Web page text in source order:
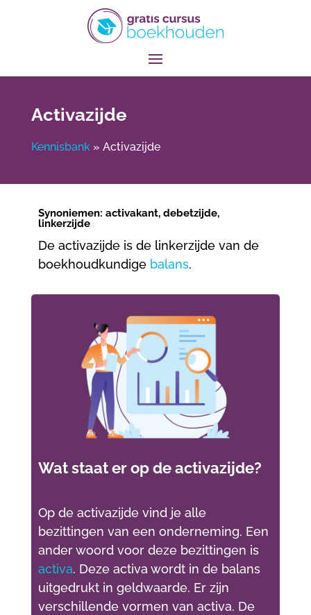
Activazijde
Kennisbank» Activazijde
Synoniemen: activakant, debetzijde,
linkerzijde
De activazijde is de linkerzijde van de
boekhoudkundige balans.
Wat staat er op de activazijde?
Op de activazijde vind je alle
bezittingen van een onderneming. Een
ander woord voor deze bezittingen is
activa. Deze activa wordt in de balans
uitgedrukt in geldwaarde. Er zijn
verschillende vormen van activa. De